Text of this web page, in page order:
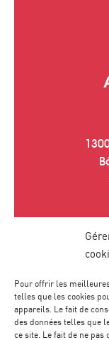
Pour offrir les
telles que les cookies
appareils. Le fait de
des données telles que
ce site. Le fait de ne pas